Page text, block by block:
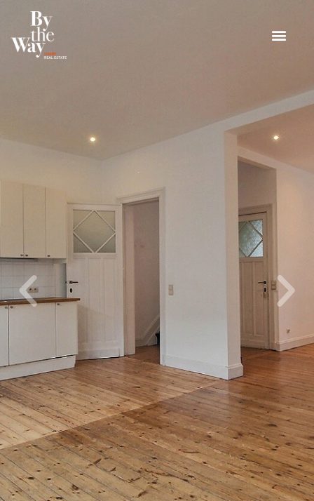
Panneau de gestion des cookies